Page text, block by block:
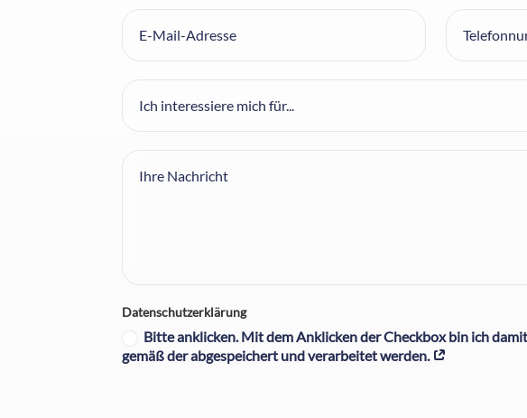
Datenschutzerklärung
Bitte anklicken. Mit dem Anklicken der Checkbox bin ich
gemäß der abgespeichert und verarbeitet werden.